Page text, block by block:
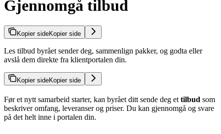
Gjennomgå tilbud
Kopier sideKopier side
Les tilbud byrået sender deg, sammenlign pakker, og godta eller
avslå dem direkte fra klientportalen din.
Kopier sideKopier side
Før et nytt samarbeid starter, kan byrået ditt sende deg et tilbud som
beskriver omfang, leveranser og priser. Du kan gjennomgå og svare
på det helt inne i portalen din.